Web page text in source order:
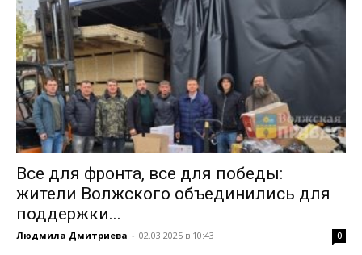
Все для фронта, все для победы:
жители Волжского объединились для
поддержки...
Людмила Дмитриева - 02.03.2025 в 10:43 0